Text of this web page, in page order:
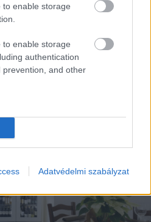
to enable storage
to enable storage
authentication
and other
Adatvédelmi szabályzat